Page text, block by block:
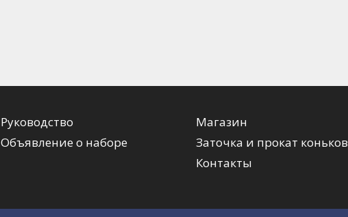
Руководство
Объявление о наборе
Магазин
Заточка и прокат коньков
Контакты